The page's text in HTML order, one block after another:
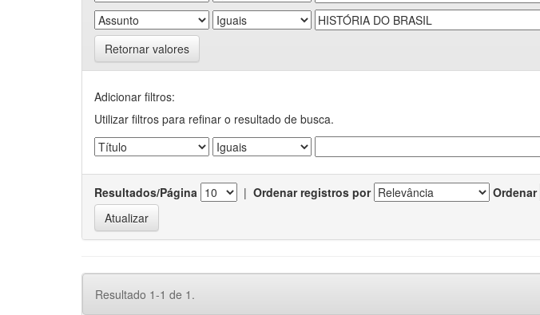
Retornar valores
Adicionar filtros:
Utilizar filtros para refinar o resultado de busca.
Resultados/Página | Ordenar registros por Ordenar
Resultado 1-1 de 1.